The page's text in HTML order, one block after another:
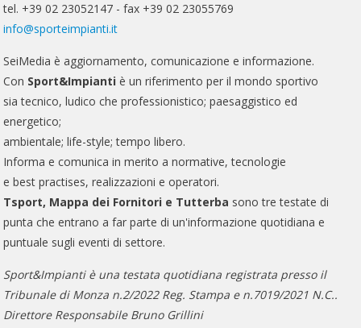
tel. +39 02 23052147 - fax +39 02 23055769
info@sporteimpianti.it
SeiMedia è aggiornamento, comunicazione e informazione.
Con Sport&Impianti è un riferimento per il mondo sportivo
sia tecnico, ludico che professionistico; paesaggistico ed
energetico;
ambientale; life-style; tempo libero.
Informa e comunica in merito a normative, tecnologie
e best practises, realizzazioni e operatori.
Tsport, Mappa dei Fornitori e Tutterba sono tre testate di
punta che entrano a far parte di un'informazione quotidiana e
puntuale sugli eventi di settore.
Sport&Impianti è una testata quotidiana registrata presso il
Tribunale di Monza n.2/2022 Reg. Stampa e n.7019/2021 N.C..
Direttore Responsabile Bruno Grillini